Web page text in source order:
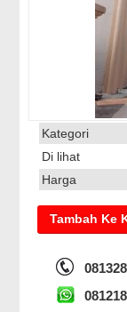
Kategori
Di lihat
Harga